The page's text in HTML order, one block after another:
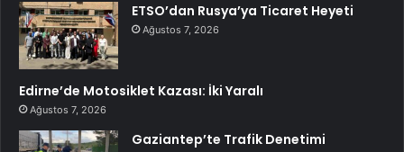
ETSO’dan Rusya’ya Ticaret Heyeti
Ağustos 7, 2026
Edirne’de Motosiklet Kazası: İki Yaralı
Ağustos 7, 2026
Gaziantep’te Trafik Denetimi